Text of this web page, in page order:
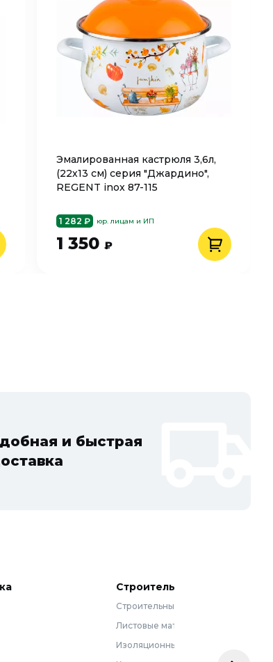
Эмалированная кастрюля 3,6л,
(22х13 см) серия "Джардино",
REGENT inox 87-115
1 282 ₽ юр. лицам и ИП
1 350 ₽
и быстрая
Строительные материалы
Строительные смеси
Листовые материалы
Изоляционные материалы